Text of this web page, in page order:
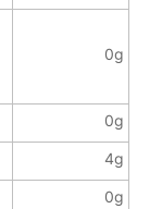
0g
0g
4g
0g